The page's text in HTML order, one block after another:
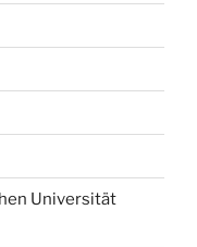
Universität